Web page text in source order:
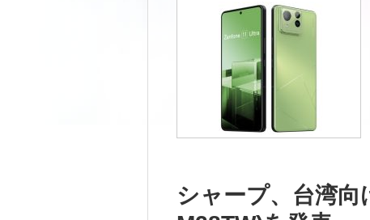
シャープ、台湾